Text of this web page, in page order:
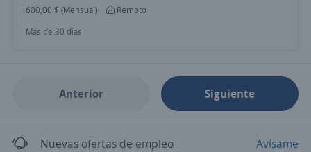
600,00 $ (Mensual)
Remoto
Más de 30 días
Anterior Siguiente
Nuevas ofertas de empleo Avísame